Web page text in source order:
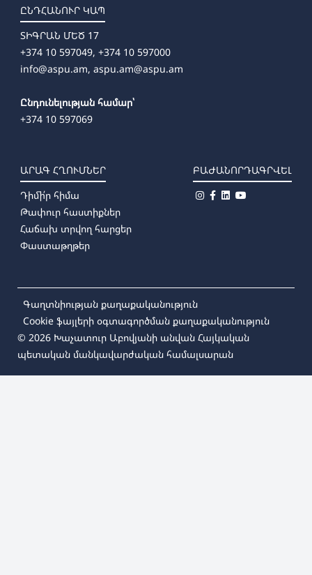
ԸՆԴՀԱՆՈՒՐ ԿԱՊ
ՏԻԳՐԱՆ ՄԵԾ 17
+374 10 597049, +374 10 597000
info@aspu.am, aspu.am@aspu.am
Ընդունելության համար՝
+374 10 597069
ԱՐԱԳ ՀՂՈՒՄՆԵՐ
Դիմի՛ր հիմա
Թափուր հաստիքներ
Հաճախ տրվող հարցեր
Փաստաթղթեր
ԲԱԺԱՆՈՐԴԱԳՐՎԵԼ
Գաղտնիության քաղաքականություն
Cookie ֆայլերի օգտագործման քաղաքականություն
© 2026 Խաչատուր Աբովյանի անվան Հայկական
պետական մանկավարժական համալսարան